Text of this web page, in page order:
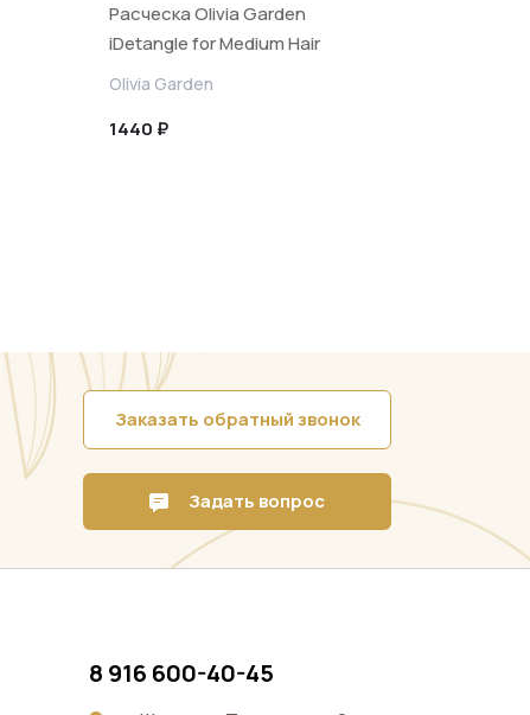
Расческа Olivia Garden
iDetangle for Medium Hair
для нормальных волос
Olivia Garden
1440 ₽
Заказать обратный звонок
Задать вопрос
8 916 600-40-45